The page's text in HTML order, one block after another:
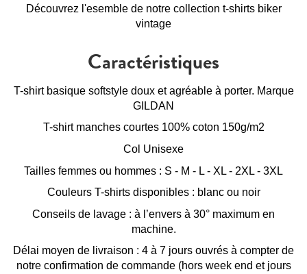
Découvrez l'esemble de notre collection t-shirts biker
vintage
Caractéristiques
T-shirt basique softstyle doux et agréable à porter. Marque
GILDAN
T-shirt manches courtes 100% coton 150g/m2
Col Unisexe
Tailles femmes ou hommes : S - M - L - XL - 2XL - 3XL
Couleurs T-shirts disponibles : blanc ou noir
Conseils de lavage : à l’envers à 30° maximum en
machine.
Délai moyen de livraison : 4 à 7 jours ouvrés à compter de
notre confirmation de commande (hors week end et jours